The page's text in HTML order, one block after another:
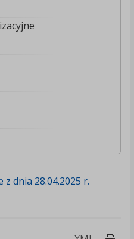
dnia 28.04.2025 r.